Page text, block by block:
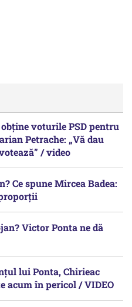
voturile PSD pentru
Petrache: „Vă dau
/ video
Ce spune Mircea Badea:
Victor Ponta ne dă
lui Ponta, Chirieac
acum în pericol / VIDEO